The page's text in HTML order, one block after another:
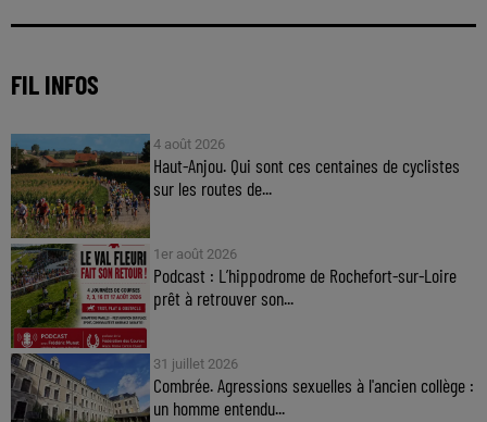
FIL INFOS
4 août 2026
Haut-Anjou. Qui sont ces centaines de cyclistes
sur les routes de...
1er août 2026
Podcast : L’hippodrome de Rochefort-sur-Loire
prêt à retrouver son...
31 juillet 2026
Combrée. Agressions sexuelles à l'ancien collège :
un homme entendu...